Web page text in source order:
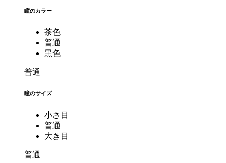
瞳のカラー
茶色
普通
黒色
普通
瞳のサイズ
小さ目
普通
大き目
普通